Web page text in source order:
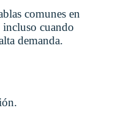
comunes en
cuando
demanda.